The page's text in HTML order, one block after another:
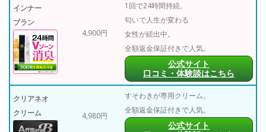
インナー
ブラン
4,900円
1回で24時間持続。
匂いで人生が変わる
女性が続出中。
全額返金保証付きで人気。
公式サイト
口コミ・体験談はこちら
クリアネオ
クリーム
4,980円
すそわきが専用クリーム。
全額返金保証付きで人気。
公式サイト